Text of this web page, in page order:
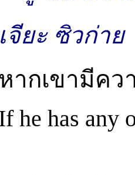
เจียะ ซิวก่าย
หากเขามีคว
he has any